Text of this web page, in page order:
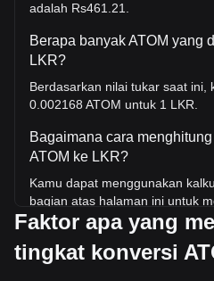
adalah Rs461.21.
Berapa banyak ATOM yang
LKR?
Berdasarkan nilai tukar saat ini,
0.002168 ATOM untuk 1 LKR.
Bagaimana cara
ATOM ke LKR?
Kamu dapat menggunakan
bagian atas halaman ini untuk
ke LKR. Kami juga menyertakan
konversi yang paling populer.
dengan 0.01084 ATOM,
Faktor apa yang
tingkat konversi